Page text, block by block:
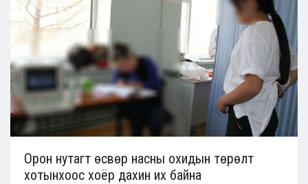
Орон нутагт өсвөр насны охидын төрөлт
хотынхоос хоёр дахин их байна